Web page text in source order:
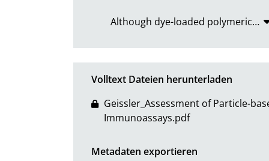
Although dye-loaded polymeric…
Volltext Dateien herunterladen
Geissler_Assessment of Particle-
Immunoassays.pdf
Metadaten exportieren